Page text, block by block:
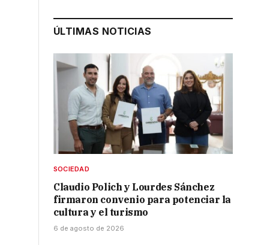
ÚLTIMAS NOTICIAS
SOCIEDAD
Claudio Polich y Lourdes Sánchez
firmaron convenio para potenciar la
cultura y el turismo
6 de agosto de 2026